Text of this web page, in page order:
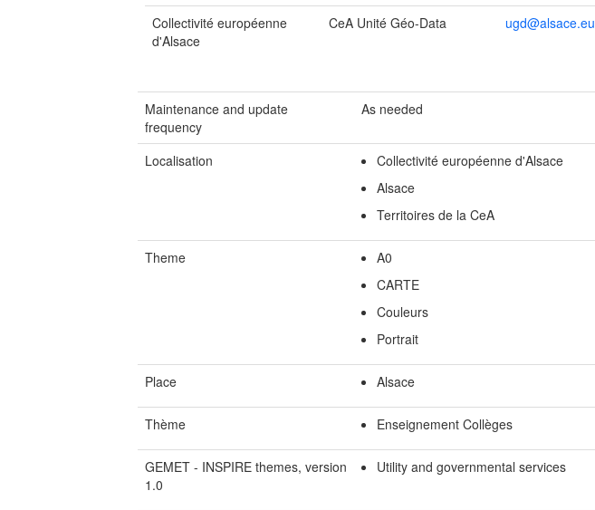
Collectivité européenne
d'Alsace
CeA Unité Géo-Data ugd@alsace.eu
Maintenance and update
frequency
As needed
Localisation
Collectivité européenne d'Alsace
Alsace
Territoires de la CeA
Theme
A0
CARTE
Couleurs
Portrait
Place Alsace
Thème Enseignement Collèges
GEMET - INSPIRE themes, version
1.0
Utility and governmental services